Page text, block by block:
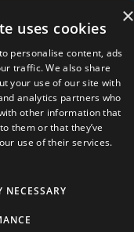
60
16
| Westlaan 470
België
×
uses cookies
personalise content, ads
traffic. We also share
your use of our site with
analytics partners who
other information that
them or that they’ve
use of their services.
NECESSARY